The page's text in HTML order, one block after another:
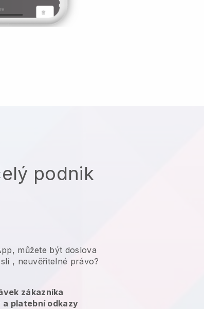
podnik
můžete být doslova
, neuvěřitelné právo?
zákazníka
a platební odkazy